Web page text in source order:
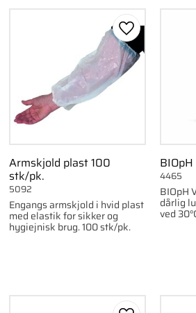
favorit
Armskjold plast 100
stk/pk.
Engangs armskjold i hvid plast
med elastik for sikker og
hygiejnisk brug. 100 stk/pk.
5092
Gem som
BIOpH
dårlig
ved
4465